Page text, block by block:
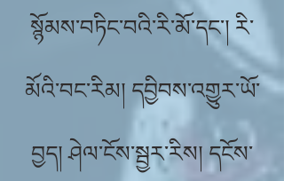
སྙོམས་བཏིང་བའི་རི་མོ་དང་། རི་
མོའི་བང་རིམ། དབྱིབས་འགྱུར་ཡོ་
བྱད། ཤེལ་ངོས་སྦྱར་རིས། དངོས་